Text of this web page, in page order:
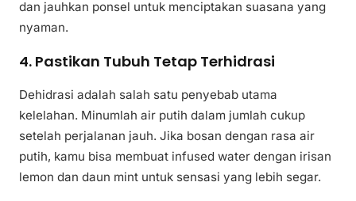
dan jauhkan ponsel untuk menciptakan suasana yang
nyaman.
4. Pastikan Tubuh Tetap Terhidrasi
Dehidrasi adalah salah satu penyebab utama
kelelahan. Minumlah air putih dalam jumlah cukup
setelah perjalanan jauh. Jika bosan dengan rasa air
putih, kamu bisa membuat infused water dengan irisan
lemon dan daun mint untuk sensasi yang lebih segar.